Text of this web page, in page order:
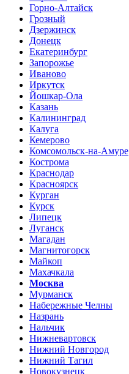
Горно-Алтайск
Грозный
Дзержинск
Донецк
Екатеринбург
Запорожье
Иваново
Иркутск
Йошкар-Ола
Казань
Калининград
Калуга
Кемерово
Комсомольск-на-Амуре
Кострома
Краснодар
Красноярск
Курган
Курск
Липецк
Луганск
Магадан
Магнитогорск
Майкоп
Махачкала
Москва
Мурманск
Набережные Челны
Назрань
Нальчик
Нижневартовск
Нижний Новгород
Нижний Тагил
Новокузнецк